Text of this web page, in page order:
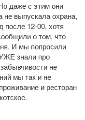
даже с этим они
не выпускала охрана,
после 12-00, хотя
о том, что
И мы попросили
УЖЕ знали про
не
мы так и не
и ресторан